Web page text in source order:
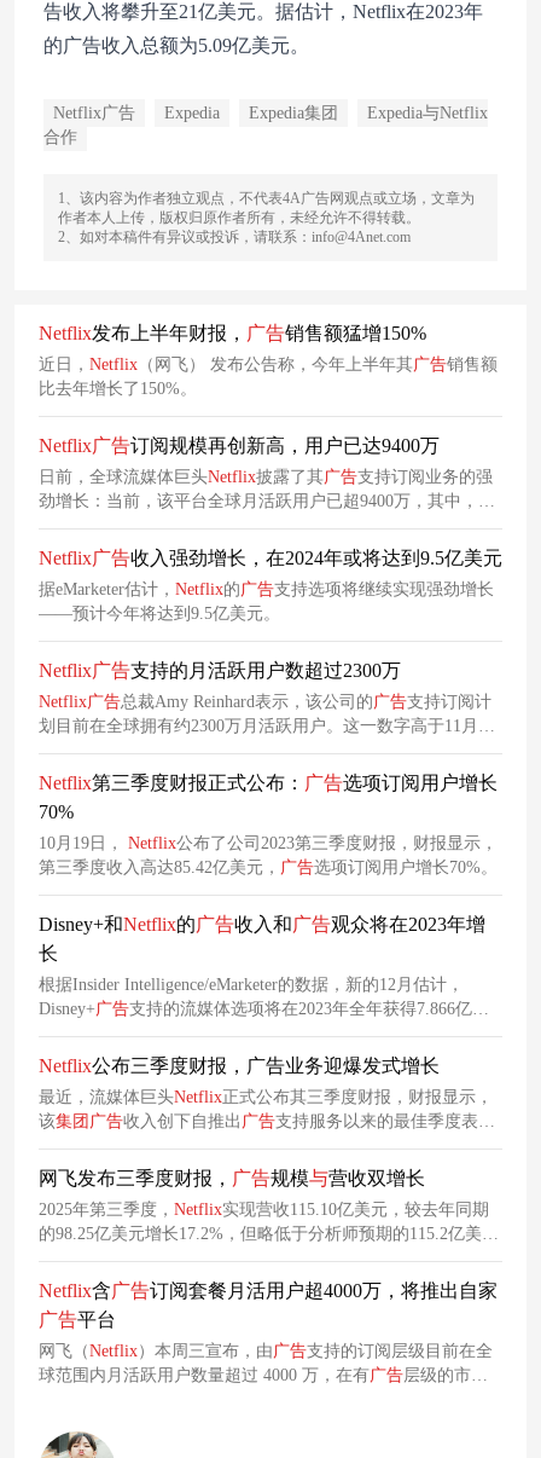
告收入将攀升至21亿美元。据估计，Netflix在2023年
的广告收入总额为5.09亿美元。
Netflix广告 Expedia Expedia集团
Expedia与Netflix
合作
1、该内容为作者独立观点，不代表4A广告网观点或立场，文章为
作者本人上传，版权归原作者所有，未经允许不得转载。
2、如对本稿件有异议或投诉，请联系：info@4Anet.com
Netflix发布上半年财报， 广告销售额猛增150%
近日， Netflix （网飞） 发布公告称，今年上半年其广告销售额
比去年增长了150%。
Netflix广告订阅规模再创新高，用户已达9400万
日前，全球流媒体巨头Netflix披露了其广告支持订阅业务的强
劲增长：当前，该平台全球月活跃用户已超9400万，其中，18
至34岁核心年轻群体规模已超过美国任何广播或有线电视网
络。未来，广告业务有望从补充模式升级为Netflix业绩支柱之
Netflix广告收入强劲增长，在2024年或将达到9.5亿美元
据eMarketer估计， Netflix的广告支持选项将继续实现强劲增长
——预计今年将达到9.5亿美元。
Netflix广告支持的月活跃用户数超过2300万
Netflix广告总裁Amy Reinhard表示，该公司的广告支持订阅计
划目前在全球拥有约2300万月活跃用户。这一数字高于11月流
媒体报道的1500万。
Netflix第三季度财报正式公布： 广告选项订阅用户增长
70%
10月19日， Netflix公布了公司2023第三季度财报，财报显示，
第三季度收入高达85.42亿美元， 广告选项订阅用户增长70%。
Disney+和Netflix的广告收入和广告观众将在2023年增
长
根据Insider Intelligence/eMarketer的数据，新的12月估计，
Disney+广告支持的流媒体选项将在2023年全年获得7.866亿美
元的广告收入，略高于Netflix广告层6.846亿美元的预测。
Netflix公布三季度财报，广告业务迎爆发式增长
最近，流媒体巨头Netflix正式公布其三季度财报，财报显示，
该集团 广告收入创下自推出 广告支持服务以来的最佳季度表
现，广告业务迎爆发式增长。此次业绩增长背后，是Netflix广
告生态的全面成熟。
网飞发布三季度财报， 广告规模与营收双增长
2025年第三季度， Netflix实现营收115.10亿美元，较去年同期
的98.25亿美元增长17.2%，但略低于分析师预期的115.2亿美
元。此外，奈飞称三季度广告业务收入创季度新高，并未透露
具体业务规模。
Netflix含广告订阅套餐月活用户超4000万，将推出自家
广告平台
网飞（Netflix）本周三宣布，由广告支持的订阅层级目前在全
球范围内月活跃用户数量超过 4000 万，在有广告层级的市